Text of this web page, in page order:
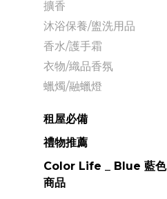
擴香
沐浴保養/盥洗用品
香水/護手霜
衣物/織品香氛
蠟燭/融蠟燈
租屋必備
禮物推薦
Color Life _ Blue 藍色
商品